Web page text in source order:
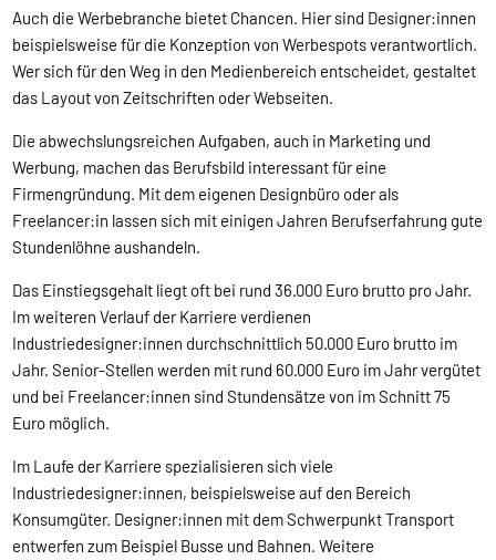
Auch die Werbebranche bietet Chancen. Hier sind Designer:innen
beispielsweise für die Konzeption von Werbespots verantwortlich.
Wer sich für den Weg in den Medienbereich entscheidet, gestaltet
das Layout von Zeitschriften oder Webseiten.
Die abwechslungsreichen Aufgaben, auch in Marketing und
Werbung, machen das Berufsbild interessant für eine
Firmengründung. Mit dem eigenen Designbüro oder als
Freelancer:in lassen sich mit einigen Jahren Berufserfahrung gute
Stundenlöhne aushandeln.
Das Einstiegsgehalt liegt oft bei rund 36.000 Euro brutto pro Jahr.
Im weiteren Verlauf der Karriere verdienen
Industriedesigner:innen durchschnittlich 50.000 Euro brutto im
Jahr. Senior-Stellen werden mit rund 60.000 Euro im Jahr vergütet
und bei Freelancer:innen sind Stundensätze von im Schnitt 75
Euro möglich.
Im Laufe der Karriere spezialisieren sich viele
Industriedesigner:innen, beispielsweise auf den Bereich
Konsumgüter. Designer:innen mit dem Schwerpunkt Transport
entwerfen zum Beispiel Busse und Bahnen. Weitere